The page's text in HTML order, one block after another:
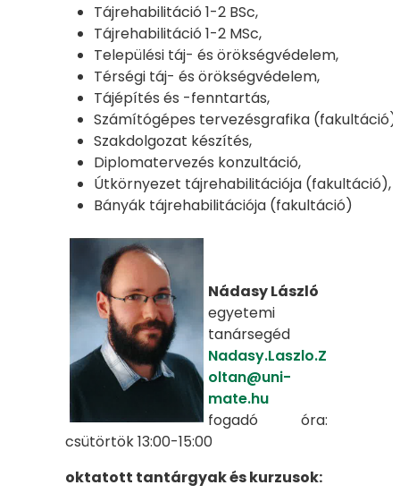
Tájrehabilitáció 1-2 BSc,
Tájrehabilitáció 1-2 MSc,
Települési táj- és örökségvédelem,
Térségi táj- és örökségvédelem,
Tájépítés és -fenntartás,
Számítógépes tervezésgrafika (fakultáció),
Szakdolgozat készítés,
Diplomatervezés konzultáció,
Útkörnyezet tájrehabilitációja (fakultáció),
Bányák tájrehabilitációja (fakultáció)
Nádasy László
egyetemi
tanársegéd
Nadasy.Laszlo.Z
oltan@uni-
mate.hu
fogadó óra:
csütörtök 13:00-15:00
oktatott tantárgyak és kurzusok: